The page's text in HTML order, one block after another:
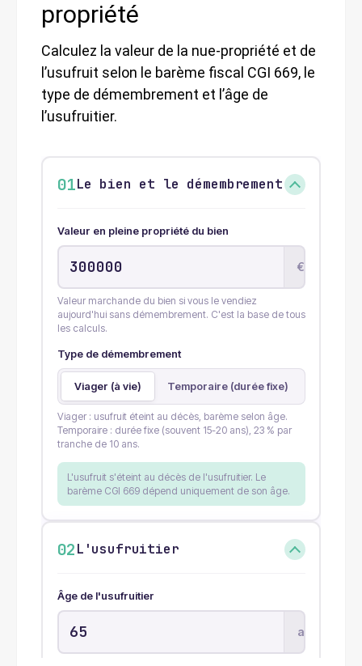
propriété
Calculez la valeur de la nue-propriété et de
l’usufruit selon le barème fiscal CGI 669, le
type de démembrement et l’âge de
l’usufruitier.